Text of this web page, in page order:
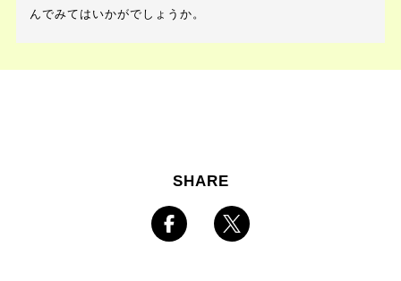
んでみてはいかがでしょうか。
SHARE